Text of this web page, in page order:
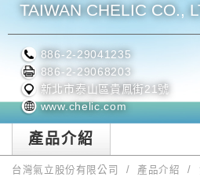
TAIWAN CHELIC CO.,
886-2-29041235
886-2-29068203
新北市泰山區貴鳳街21號
www.chelic.com
產品介紹
台灣氣立股份有限公司 產品介紹